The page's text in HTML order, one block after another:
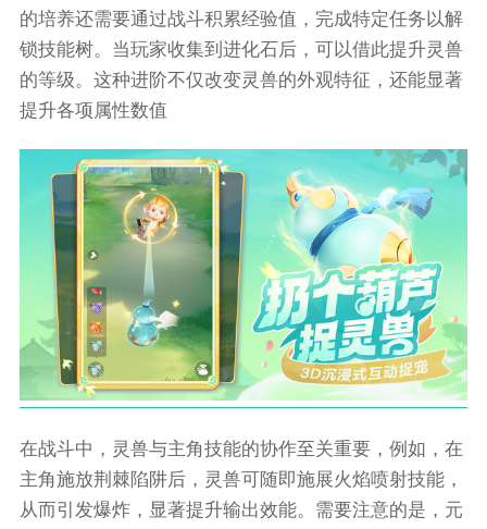
的培养还需要通过战斗积累经验值，完成特定任务以解
锁技能树。当玩家收集到进化石后，可以借此提升灵兽
的等级。这种进阶不仅改变灵兽的外观特征，还能显著
提升各项属性数值
在战斗中，灵兽与主角技能的协作至关重要，例如，在
主角施放荆棘陷阱后，灵兽可随即施展火焰喷射技能，
从而引发爆炸，显著提升输出效能。需要注意的是，元